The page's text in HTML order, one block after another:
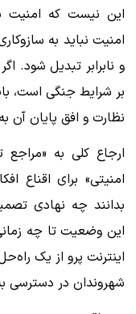
این نیست که امنیت
امنیت نباید به
و نابرابر تبدیل شود.
بر شرایط جنگی است،
نظارت و افق پایان آن
ارجاع کلی به
امنیتی» برای اقناع
بدانند چه نهادی
این وضعیت تا چه
اینترنت پرو از یک
شهروندان در دسترسی